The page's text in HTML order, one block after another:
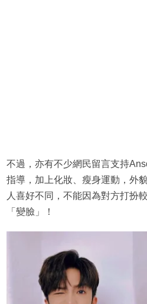
不過，亦有不少網民留言支持
指導，加上化妝、瘦身運動，外
人喜好不同，不能因為對方打扮
「變臉」！